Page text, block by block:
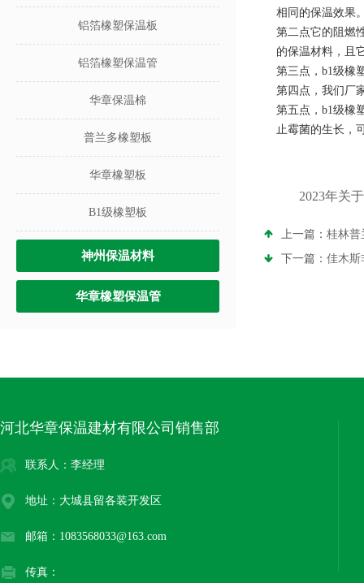
铝箔橡塑保温板
铝箔橡塑保温管
华章保温棉
普兰多橡塑板
华章橡塑板
B1级橡塑板
神州保温材料
华章橡塑保温管
相同的保温效果
第二点它的阻燃
的保温材料，且
第三点， b1级橡
第四点，我们厂
第五点， b1级橡
止霉菌的生长，
2023年关
上一篇： 桂林普
下一篇： 佳木斯
河北华章保温建材有限公司销售部
联系人：李经理
地址：大城县留各装开发区
邮箱：1083568033@163.com
传真：